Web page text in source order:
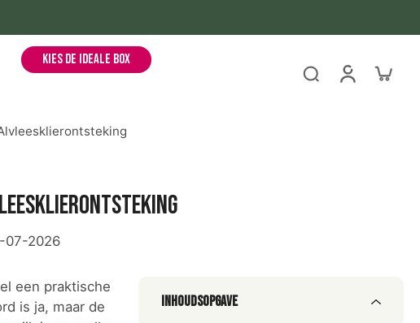
Kies de ideale box
07-2026
Inhoudsopgave
een praktische
is ja, maar de